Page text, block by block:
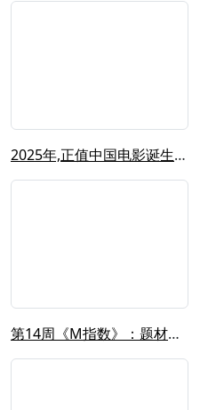
2025年,正值中国电影诞生120周...
第14周《M指数》：题材频繁“撞车”...